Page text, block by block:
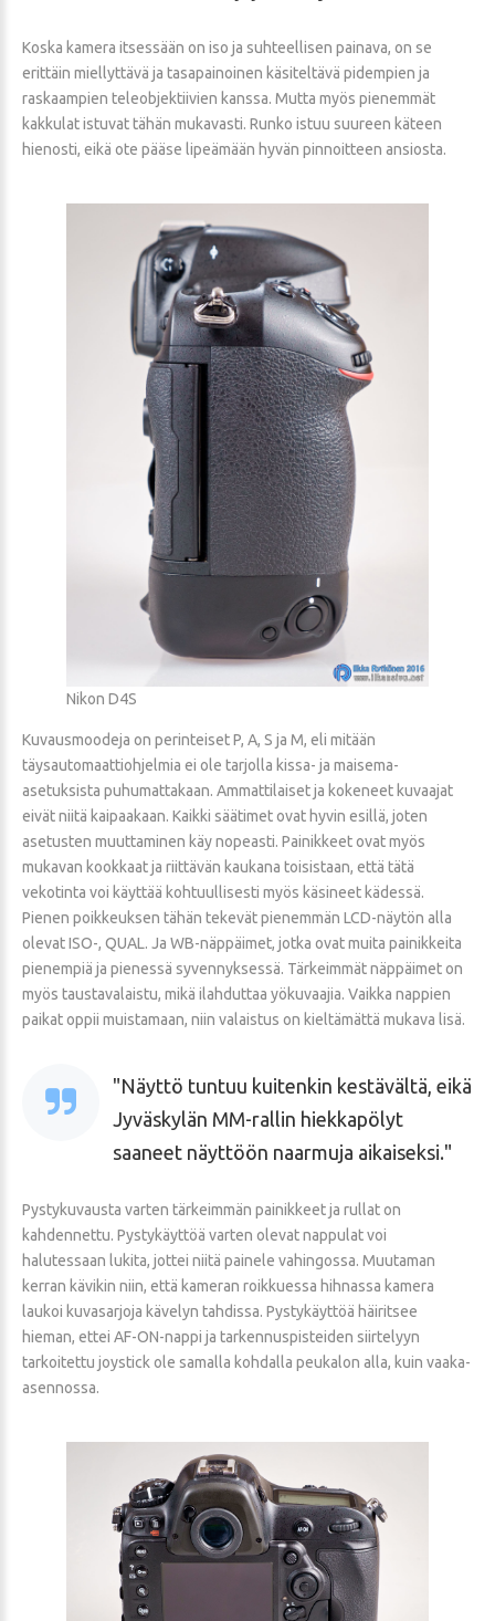
Koska kamera itsessään on iso ja suhteellisen painava, on se
erittäin miellyttävä ja tasapainoinen käsiteltävä pidempien ja
raskaampien teleobjektiivien kanssa. Mutta myös pienemmät
kakkulat istuvat tähän mukavasti. Runko istuu suureen käteen
hienosti, eikä ote pääse lipeämään hyvän pinnoitteen ansiosta.
Nikon D4S
Kuvausmoodeja on perinteiset P, A, S ja M, eli mitään
täysautomaattiohjelmia ei ole tarjolla kissa- ja maisema-
asetuksista puhumattakaan. Ammattilaiset ja kokeneet kuvaajat
eivät niitä kaipaakaan. Kaikki säätimet ovat hyvin esillä, joten
asetusten muuttaminen käy nopeasti. Painikkeet ovat myös
mukavan kookkaat ja riittävän kaukana toisistaan, että tätä
vekotinta voi käyttää kohtuullisesti myös käsineet kädessä.
Pienen poikkeuksen tähän tekevät pienemmän LCD-näytön alla
olevat ISO-, QUAL. Ja WB-näppäimet, jotka ovat muita painikkeita
pienempiä ja pienessä syvennyksessä. Tärkeimmät näppäimet on
myös taustavalaistu, mikä ilahduttaa yökuvaajia. Vaikka nappien
paikat oppii muistamaan, niin valaistus on kieltämättä mukava lisä.
Näyttö tuntuu kuitenkin kestävältä, eikä
Jyväskylän MM-rallin hiekkapölyt
saaneet näyttöön naarmuja aikaiseksi.
Pystykuvausta varten tärkeimmän painikkeet ja rullat on
kahdennettu. Pystykäyttöä varten olevat nappulat voi
halutessaan lukita, jottei niitä painele vahingossa. Muutaman
kerran kävikin niin, että kameran roikkuessa hihnassa kamera
laukoi kuvasarjoja kävelyn tahdissa. Pystykäyttöä häiritsee
hieman, ettei AF-ON-nappi ja tarkennuspisteiden siirtelyyn
tarkoitettu joystick ole samalla kohdalla peukalon alla, kuin vaaka-
asennossa.